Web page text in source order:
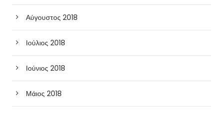
Αύγουστος 2018
Ιούλιος 2018
Ιούνιος 2018
Μάιος 2018